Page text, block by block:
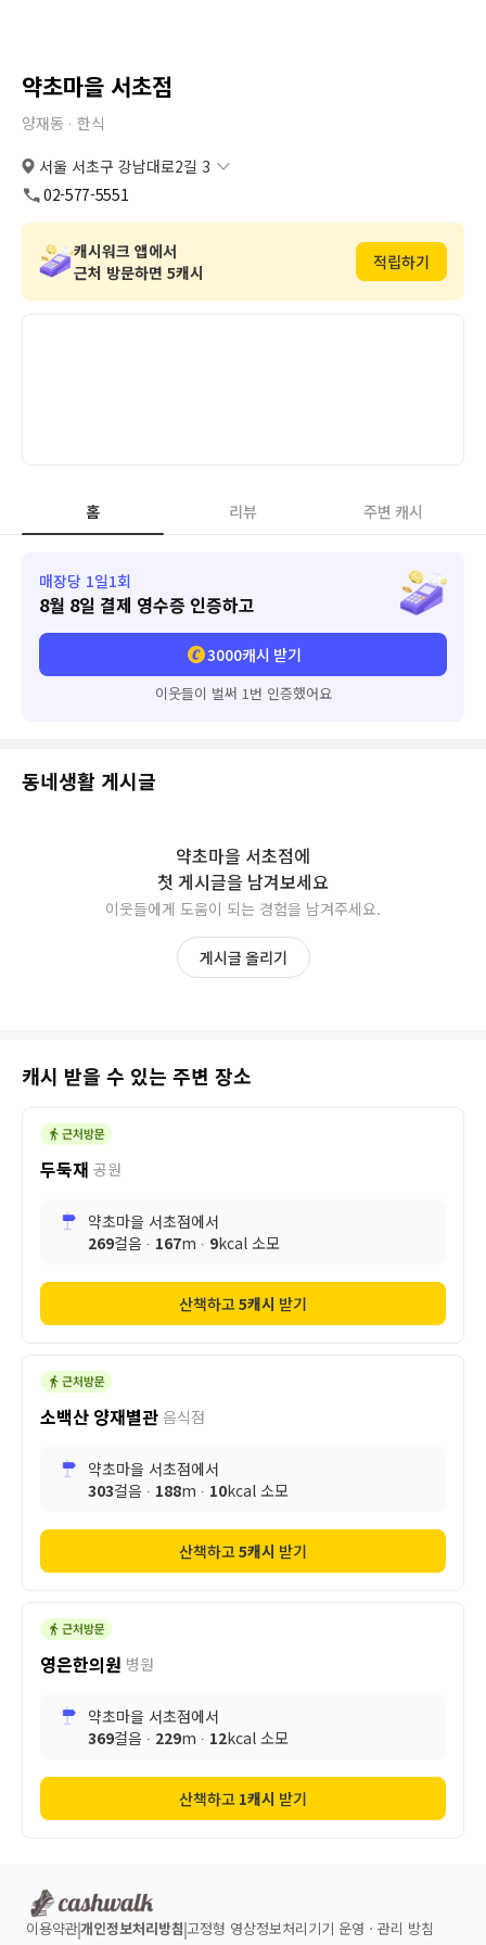
약초마을 서초점
양재동 ∙ 한식
서울 서초구 강남대로2길 3
도로명 서울 서초구 강남대로2길 3
02-577-5551
캐시워크 앱에서
근처 방문하면 5캐시
적립하기
홈 리뷰 주변 캐시
매장당 1일1회
8월 8일 결제 영수증 인증하고
3000캐시 받기
이웃들이 벌써 1번 인증했어요
동네생활 게시글
약초마을 서초점에
첫 게시글을 남겨보세요
이웃들에게 도움이 되는 경험을 남겨주세요.
게시글 올리기
캐시 받을 수 있는 주변 장소
두둑재 공원
약초마을 서초점에서
269걸음 ∙ 167m ∙ 9kcal 소모
산책하고5캐시 받기
소백산 양재별관 음식점
약초마을 서초점에서
303걸음 ∙ 188m ∙ 10kcal 소모
산책하고5캐시 받기
영은한의원 병원
약초마을 서초점에서
369걸음 ∙ 229m ∙ 12kcal 소모
산책하고 1캐시 받기
이용약관개인정보처리방침 고정형 영상정보처리기기 운영ㆍ관리 방침